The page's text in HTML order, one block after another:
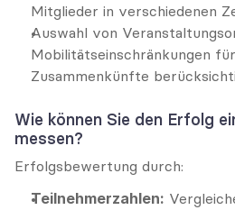
Mitglieder in verschiedenen
Auswahl von
Mobilitätseinschränkungen
Zusammenkünfte
Wie können Sie den Erfolg
messen?
Erfolgsbewertung durch:
Teilnehmerzahlen: